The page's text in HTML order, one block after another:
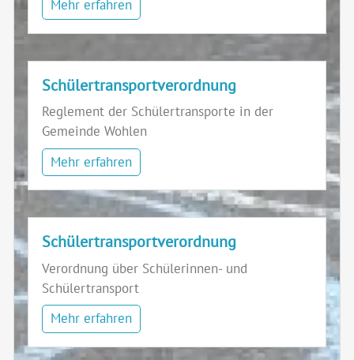
Mehr erfahren
Schülertransportverordnung
Reglement der Schülertransporte in der
Gemeinde Wohlen
Mehr erfahren
Schülertransportverordnung
Verordnung über Schülerinnen- und
Schülertransport
Mehr erfahren